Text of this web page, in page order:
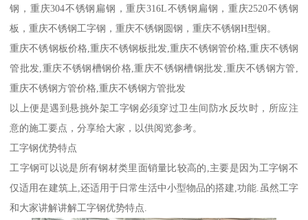
钢，重庆304不锈钢扁钢，重庆316L不锈钢扁钢，重庆2520不锈钢
板，重庆不锈钢工字钢，重庆不锈钢圆钢，重庆不锈钢H型钢。
重庆不锈钢板价格,重庆不锈钢板批发,重庆不锈钢管价格,重庆不锈钢
管批发,重庆不锈钢槽钢价格,重庆不锈钢槽钢批发,重庆不锈钢方管,
重庆不锈钢方管价格,重庆不锈钢方管批发
以上便是遇到悬挑外架工字钢必须穿过卫生间防水反坎时，所应注
意的施工要点，分享给大家，以供阅览参考。
工字钢优势特点
工字钢可以说是所有钢材类里面销量比较高的,主要是因为工字钢不
仅适用在建筑上,还适用于日常生活中小型物品的搭建,功能.虽然工字
和大家讲解讲解工字钢优势特点.